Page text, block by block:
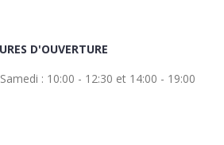
D'OUVERTURE
: 10:00 - 12:30 et 14:00 - 19:00